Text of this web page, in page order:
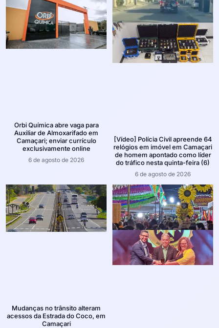
Orbi Química abre vaga para
Auxiliar de Almoxarifado em
Camaçari; enviar currículo
exclusivamente online
6 de agosto de 2026
[Vídeo] Polícia Civil apreende 64
relógios em imóvel em Camaçari
de homem apontado como líder
do tráfico nesta quinta-feira (6)
6 de agosto de 2026
Mudanças no trânsito alteram
acessos da Estrada do Coco, em
Camaçari